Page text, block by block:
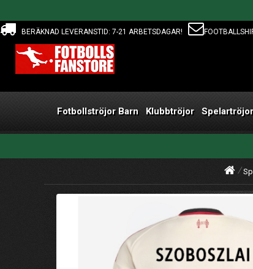
BERÄKNAD LEVERANSTID: 7-21 ARBETSDAGAR!
Fotbollströjor Barn Klubbtröjor Spelartröjor